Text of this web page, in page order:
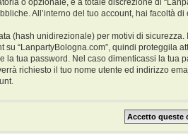
All’interno del tuo account, hai facoltà
(hash unidirezionale) per motivi di
su “LanpartyBologna.com”, quindi proteggila
la tua password. Nel caso dimenticassi la tua
richiesto il tuo nome utente ed indirizzo